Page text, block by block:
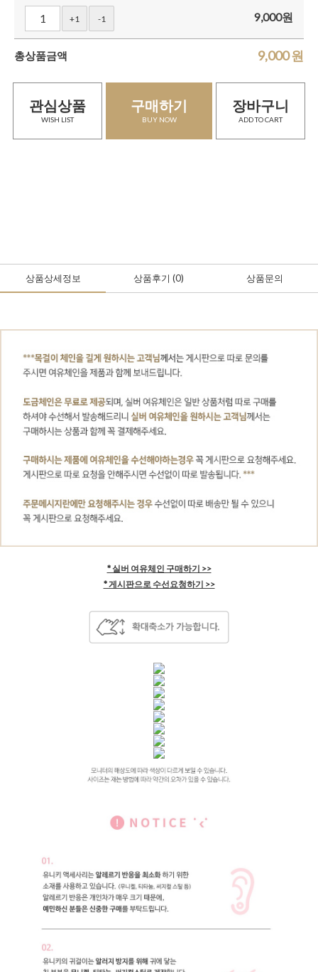
+1 -1 9,000원
총상품금액 9,000원
관심상품
WISH LIST
구매하기
BUY NOW
장바구니
ADD TO CART
상품상세정보 상품후기 (0) 상품문의
* 실버 여유체인 구매하기 >>
* 게시판으로 수선요청하기 >>